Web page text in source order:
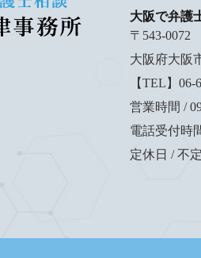
大阪で弁護
〒543-0072
大阪府大阪
【TEL】06-
営業時間 /
電話受付時
定休日 / 不